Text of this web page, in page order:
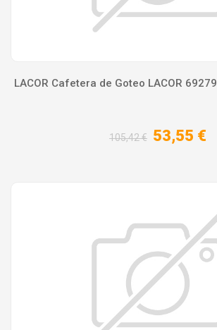
LACOR Cafetera de Goteo LACOR 69279
105,42 € 53,55 €